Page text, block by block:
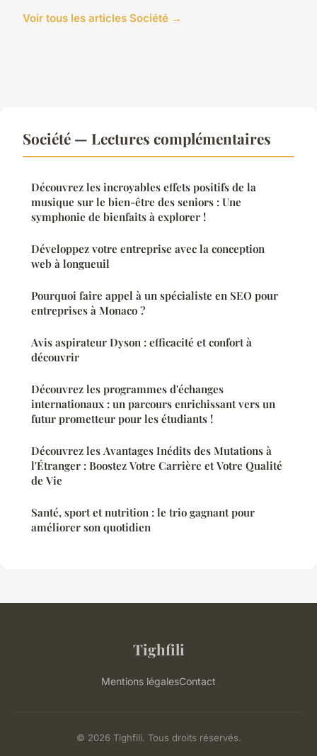
Voir tous les articles Société →
Société — Lectures complémentaires
Découvrez les incroyables effets positifs de la
musique sur le bien-être des seniors : Une
symphonie de bienfaits à explorer !
Développez votre entreprise avec la conception
web à longueuil
Pourquoi faire appel à un spécialiste en SEO pour
entreprises à Monaco ?
Avis aspirateur Dyson : efficacité et confort à
découvrir
Découvrez les programmes d'échanges
internationaux : un parcours enrichissant vers un
futur prometteur pour les étudiants !
Découvrez les Avantages Inédits des Mutations à
l'Étranger : Boostez Votre Carrière et Votre Qualité
de Vie
Santé, sport et nutrition : le trio gagnant pour
améliorer son quotidien
Tighfili
Mentions légalesContact
© 2026 Tighfili. Tous droits réservés.